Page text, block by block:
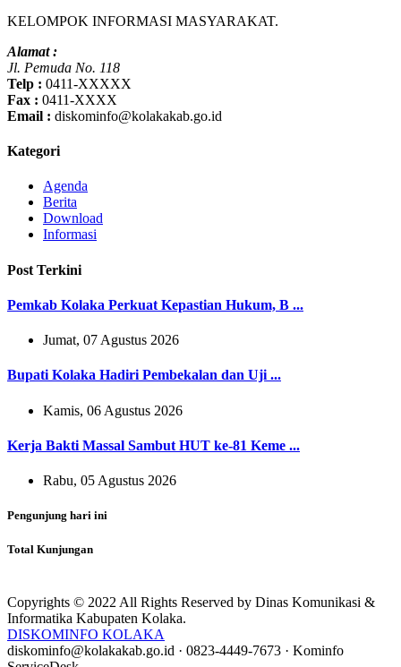
KELOMPOK INFORMASI MASYARAKAT.
Alamat :
Jl. Pemuda No. 118
Telp : 0411-XXXXX
Fax : 0411-XXXX
Email : diskominfo@kolakakab.go.id
Kategori
Agenda
Berita
Download
Informasi
Post Terkini
Pemkab Kolaka Perkuat Kepastian Hukum, B ...
Jumat, 07 Agustus 2026
Bupati Kolaka Hadiri Pembekalan dan Uji ...
Kamis, 06 Agustus 2026
Kerja Bakti Massal Sambut HUT ke-81 Keme ...
Rabu, 05 Agustus 2026
Pengunjung hari ini
Total Kunjungan
Copyrights © 2022 All Rights Reserved by Dinas Komunikasi &
Informatika Kabupaten Kolaka.
DISKOMINFO KOLAKA
diskominfo@kolakakab.go.id · 0823-4449-7673 · Kominfo